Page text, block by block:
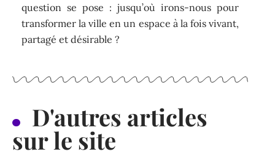
question se pose : jusqu’où irons-nous pour
transformer la ville en un espace à la fois vivant,
partagé et désirable ?
D'autres articles
sur le site